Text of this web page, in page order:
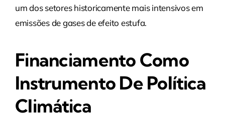
um dos setores historicamente mais intensivos em
emissões de gases de efeito estufa.
Financiamento Como
Instrumento De Política
Climática